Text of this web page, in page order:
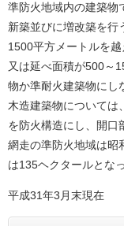
準防火地域内の建築物
新築並びに増改築を行
1500平方メートルを
又は延べ面積が500～
物か準耐火建築物にし
木造建築物については
を防火構造にし、開口
網走の準防火地域は昭
は135ヘクタールとな
平成31年3月末現在